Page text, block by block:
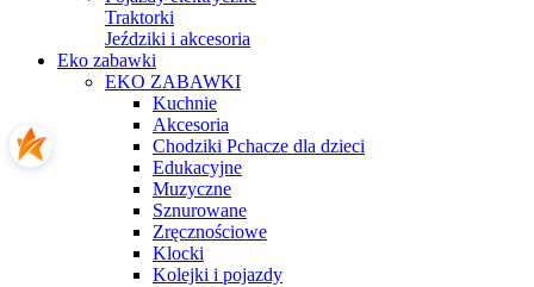
Traktorki
Jeździki i akcesoria
Eko zabawki
EKO ZABAWKI
Kuchnie
Akcesoria
Chodziki Pchacze dla dzieci
Edukacyjne
Muzyczne
Sznurowane
Zręcznościowe
Klocki
Kolejki i pojazdy